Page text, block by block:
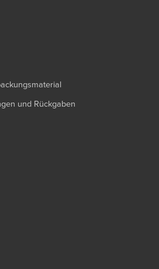
und Rückgaben